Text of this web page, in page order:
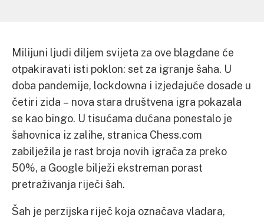
Milijuni ljudi diljem svijeta za ove blagdane će
otpakiravati isti poklon: set za igranje šaha. U
doba pandemije, lockdowna i izjedajuće dosade u
četiri zida – nova stara društvena igra pokazala
se kao bingo. U tisućama dućana ponestalo je
šahovnica iz zalihe, stranica Chess.com
zabilježila je rast broja novih igrača za preko
50%, a Google bilježi ekstreman porast
pretraživanja riječi šah.
Šah je perzijska riječ koja označava vladara,